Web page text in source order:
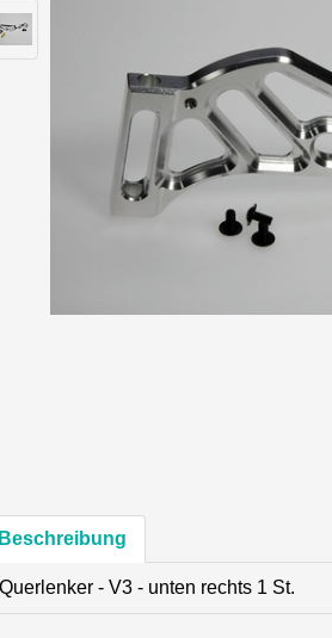
Beschreibung
Querlenker - V3 - unten rechts 1 St.